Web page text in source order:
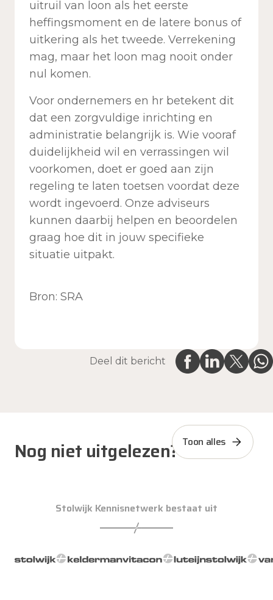
uitruil van loon als het eerste
heffingsmoment en de latere bonus of
uitkering als het tweede. Verrekening
mag, maar het loon mag nooit onder
nul komen.
Voor ondernemers en hr betekent dit
dat een zorgvuldige inrichting en
administratie belangrijk is. Wie vooraf
duidelijkheid wil en verrassingen wil
voorkomen, doet er goed aan zijn
regeling te laten toetsen voordat deze
wordt ingevoerd. Onze adviseurs
kunnen daarbij helpen en beoordelen
graag hoe dit in jouw specifieke
situatie uitpakt.
Bron: SRA
Deel dit bericht
Nog niet uitgelezen? Toon alles
Stolwijk Kennisnetwerk bestaat uit